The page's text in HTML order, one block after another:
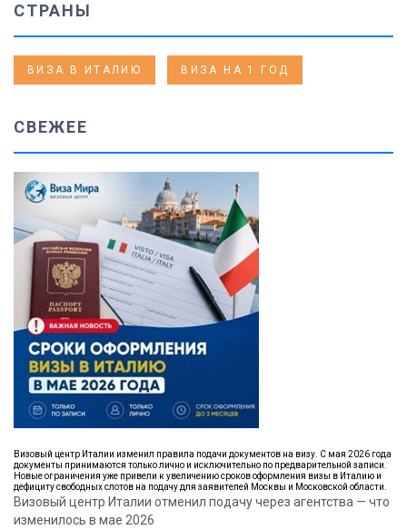
СТРАНЫ
ВИЗА В ИТАЛИЮ ВИЗА НА 1 ГОД
СВЕЖЕЕ
Визовый центр Италии изменил правила подачи документов на визу. С мая 2026 года
документы принимаются только лично и исключительно по предварительной записи.
Новые ограничения уже привели к увеличению сроков оформления визы в Италию и
дефициту свободных слотов на подачу для заявителей Москвы и Московской области.
Визовый центр Италии отменил подачу через агентства — что
изменилось в мае 2026